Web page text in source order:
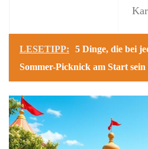
LESETIPP:
5 Dinge, die bei
Sommer-Picknick am Start sein